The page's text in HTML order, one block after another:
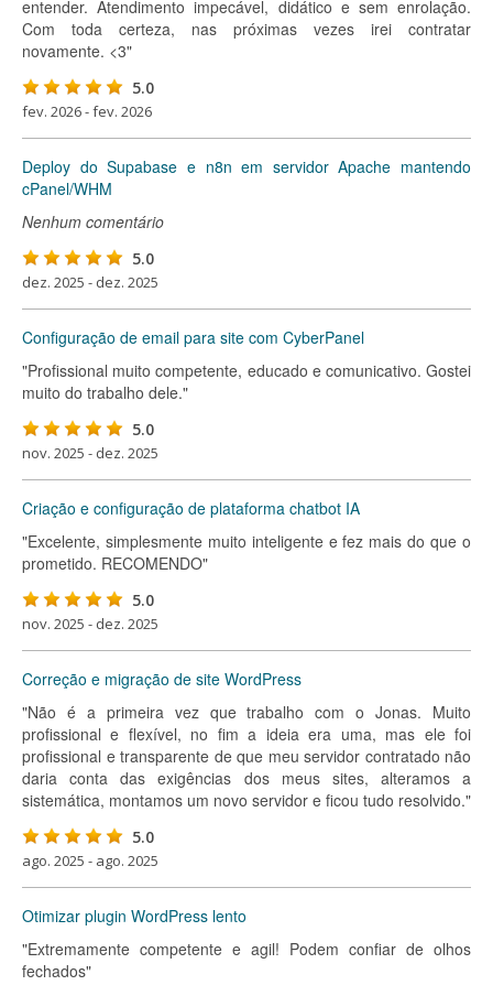
entender. Atendimento impecável, didático e sem enrolação.
Com toda certeza, nas próximas vezes irei contratar
novamente. <3"
5.0
fev. 2026 - fev. 2026
Deploy do Supabase e n8n em servidor Apache mantendo
cPanel/WHM
Nenhum comentário
5.0
dez. 2025 - dez. 2025
Configuração de email para site com CyberPanel
"Profissional muito competente, educado e comunicativo. Gostei
muito do trabalho dele."
5.0
nov. 2025 - dez. 2025
Criação e configuração de plataforma chatbot IA
"Excelente, simplesmente muito inteligente e fez mais do que o
prometido. RECOMENDO"
5.0
nov. 2025 - dez. 2025
Correção e migração de site WordPress
"Não é a primeira vez que trabalho com o Jonas. Muito
profissional e flexível, no fim a ideia era uma, mas ele foi
profissional e transparente de que meu servidor contratado não
daria conta das exigências dos meus sites, alteramos a
sistemática, montamos um novo servidor e ficou tudo resolvido."
5.0
ago. 2025 - ago. 2025
Otimizar plugin WordPress lento
"Extremamente competente e agil! Podem confiar de olhos
fechados"